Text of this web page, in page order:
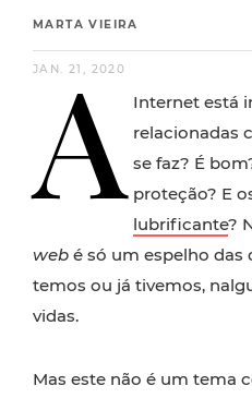
MARTA VIEIRA
JAN. 21, 2020
A Internet está
relacionadas
se faz? É
proteção? E
lubrificante?
web é só um espelho das
temos ou já tivemos,
vidas.
Mas este não é um tema